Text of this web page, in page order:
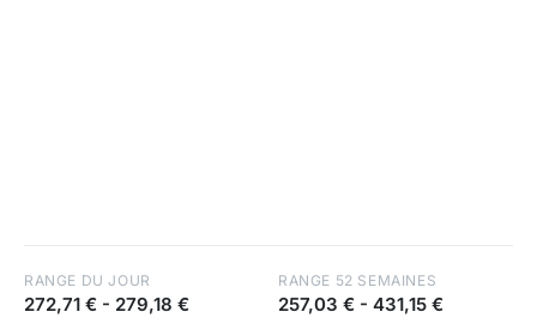
RANGE DU JOUR
272,71 € - 279,18 €
RANGE 52 SEMAINES
257,03 € - 431,15 €